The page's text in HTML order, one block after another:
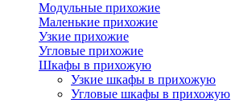
Модульные прихожие
Маленькие прихожие
Узкие прихожие
Угловые прихожие
Шкафы в прихожую
Узкие шкафы в прихожую
Угловые шкафы в прихожую